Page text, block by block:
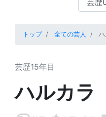
トップ 全ての芸人 ハ
芸歴15年目
ハルカラ